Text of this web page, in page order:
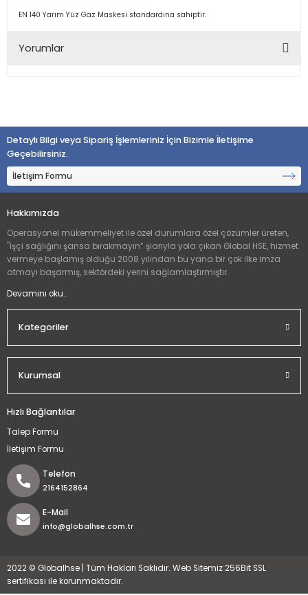
EN 140 Yarım Yüz Gaz Maskesi standardına sahiptir.
Yorumlar
Yorum Yaz
Detaylı Bilgi veya Sipariş İşlemleriniz İçin Bizimle İletişime
Geçebilirsiniz.
İletişim Formu
Hakkımızda
Operasyonel mükemmeliyet ile özel durumlara özel çözümler üreten,
"işçi sağlığını şansa bırakmayın” şiarıyla yola çıkan Global HSE, hizmet
vermeye başlamış olduğu 2008 yılından bu yana bir çok ilke imza
atmayı başarmış, sektördeki yerini sağlamlaştırmıştır.
Devamını oku..
Kategoriler
Kurumsal
Hızlı Bağlantılar
Talep Formu
İletişim Formu
Telefon
2164152864
E-Mail
info@globalhse.com.tr
2022 © Globalhse | Tüm Hakları Saklıdır. Web Sitemiz 256Bit SSL
sertifikası ile korunmaktadır.